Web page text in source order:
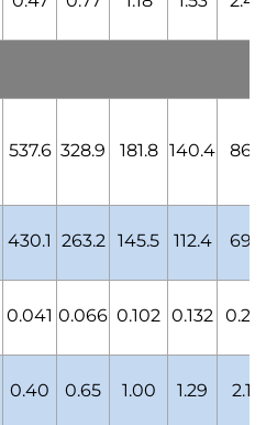
537.6 328.9 181.8 140.4 86.7
430.1 263.2 145.5 112.4 69.3
0.041 0.066 0.102 0.132
0.40 0.65 1.00 1.29 2.10